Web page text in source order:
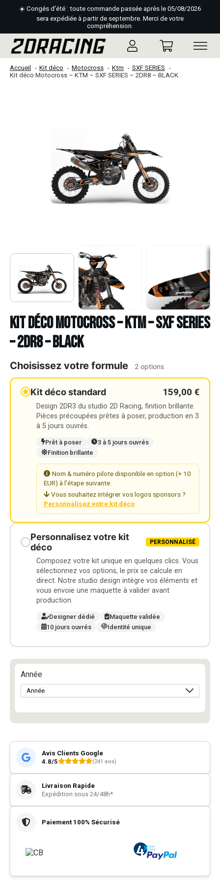
☀️ Congés d'été : toute commande passée après le 05/08/2026
sera expédiée à partir de septembre. Merci de votre
compréhension.
Accueil Kit déco Motocross Ktm
SXF SERIES
Kit déco Motocross – KTM – SXF SERIES – 2DR8 – BLACK
Kit déco Motocross – KTM – SXF SERIES
– 2DR8 – BLACK
Choisissez votre formule 2 options
Kit déco standard 159,00 €
Design 2DR3 du studio 2D Racing, finition brillante.
Pièces précoupées prêtes à poser, production en 3
à 5 jours ouvrés.
Prêt à poser
3 à 5 jours ouvrés
Finition brillante
Nom & numéro pilote disponible en option (+ 10
EUR) à l'étape suivante.
Vous souhaitez intégrer vos logos sponsors ?
Personnalisez votre kit déco
Personnalisez votre kit
déco
PERSONNALISÉ
Composez votre kit unique en quelques clics. Vous
sélectionnez vos options, le prix se calcule en
direct. Notre studio design intègre vos éléments et
vous envoie une maquette à valider avant
production.
Designer dédié
Maquette validée
10 jours ouvrés
Identité unique
Année
Avis Clients Google
4.8/5
(241 avis)
Livraison Rapide
Expédition sous 24/48h*
Paiement 100% Sécurisé